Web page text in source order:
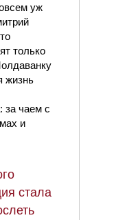
уж
только
жизнь
за чаем с
и
стала